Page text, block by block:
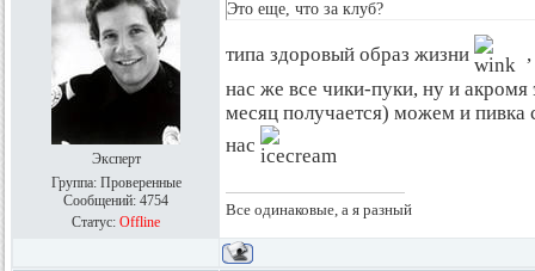
Эксперт
Группа: Проверенные
Сообщений: 4754
Статус: Offline
Это еще, что за клуб?
типа здоровый образ жизни
нас же все чики-пуки, ну и акромя
месяц получается) можем и пивка
нас
Все одинаковые, а я разный